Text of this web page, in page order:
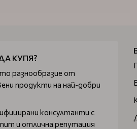
КУПЯ?
разнообразие от
продукти на най-добри
консултанти с
и отлична репутация